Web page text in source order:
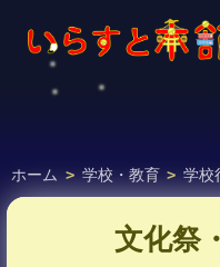
ホーム > 学校・教育 > 学校
文化祭